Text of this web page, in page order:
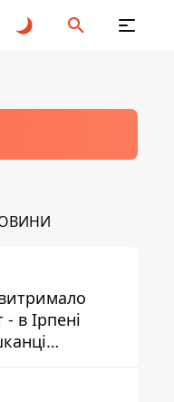
- в Ірпені
з